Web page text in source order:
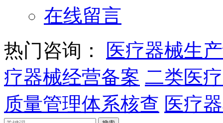
在线留言
热门咨询：
医疗器械生
疗器械经营备案 二类医
质量管理体系核查 医疗